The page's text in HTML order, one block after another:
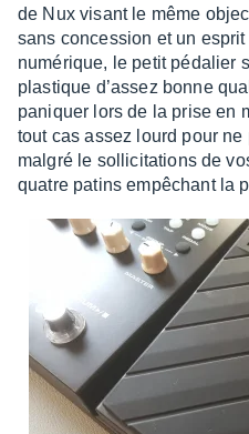
de Nux visant le même
sans conces­sion et un
numé­rique, le petit péda­lier
plas­tique d’as­sez bonne
paniquer lors de la prise en
tout cas assez lourd pour ne
malgré le solli­ci­ta­tions de
quatre patins empê­chant la